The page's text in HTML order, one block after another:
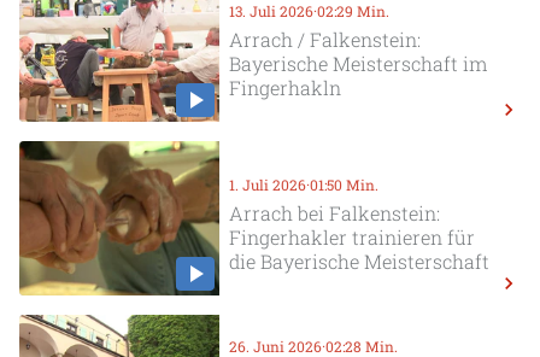
13. Juli 2026·02:29 Min.
Arrach / Falkenstein:
Bayerische Meisterschaft im
Fingerhakln
1. Juli 2026·01:50 Min.
Arrach bei Falkenstein:
Fingerhakler trainieren für
die Bayerische Meisterschaft
26. Juni 2026·02:28 Min.